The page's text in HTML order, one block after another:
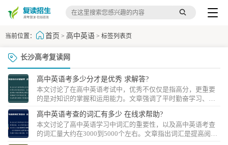
当前位置： 首页 > 高中英语 > 标签列表页
长沙高考复读网
高中英语考多少分才是优秀 求解答?
本文讨论了在高中英语考试中，优秀不仅仅是指高分，更重要
的是对知识的掌握和运用能力。文章强调了平时勤奋学习、注
注重...
高中英语考查的词汇有多少 在线求帮助?
本文讨论了高中英语学习中词汇的重要性，以及高中英语考查
的词汇量大约在3000到5000个左右。文章指出词汇是提高阅